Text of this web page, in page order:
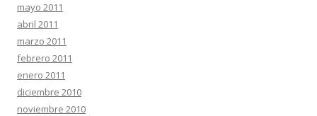
mayo 2011
abril 2011
marzo 2011
febrero 2011
enero 2011
diciembre 2010
noviembre 2010